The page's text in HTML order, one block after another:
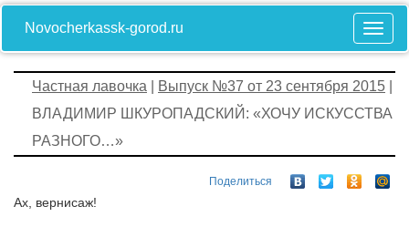
Novocherkassk-gorod.ru
Частная лавочка Выпуск №37 от 23 сентября 2015
ВЛАДИМИР ШКУРОПАДСКИЙ: «ХОЧУ ИСКУССТВА
РАЗНОГО…»
Поделиться
Ах, вернисаж!